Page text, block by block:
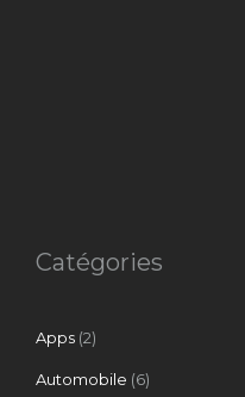
Catégories
Apps (2)
Automobile (6)